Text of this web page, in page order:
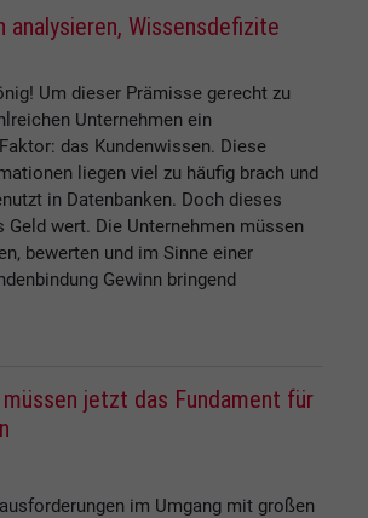
analysieren, Wissensdefizite
Um dieser Prämisse gerecht zu
Unternehmen ein
das Kundenwissen. Diese
liegen viel zu häufig brach und
in Datenbanken. Doch dieses
Geld wert. Die Unternehmen müssen
bewerten und im Sinne einer
Gewinn bringend
jetzt das Fundament für
im Umgang mit großen